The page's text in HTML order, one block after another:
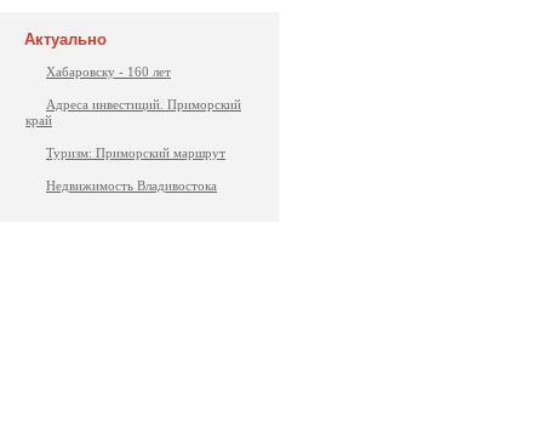
Актуально
Хабаровску - 160 лет
Адреса инвестиций. Приморский
край
Туризм: Приморский маршрут
Недвижимость Владивостока